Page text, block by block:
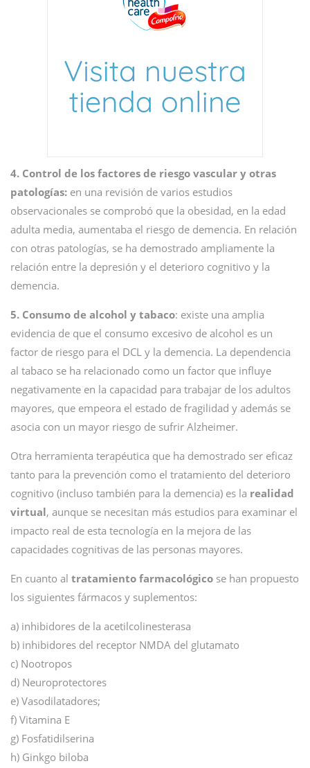
4. Control de los factores de riesgo vascular y otras
patologías: en una revisión de varios estudios
observacionales se comprobó que la obesidad, en la edad
adulta media, aumentaba el riesgo de demencia. En relación
con otras patologías, se ha demostrado ampliamente la
relación entre la depresión y el deterioro cognitivo y la
demencia.
5. Consumo de alcohol y tabaco: existe una amplia
evidencia de que el consumo excesivo de alcohol es un
factor de riesgo para el DCL y la demencia. La dependencia
al tabaco se ha relacionado como un factor que influye
negativamente en la capacidad para trabajar de los adultos
mayores, que empeora el estado de fragilidad y además se
asocia con un mayor riesgo de sufrir Alzheimer.
Otra herramienta terapéutica que ha demostrado ser eficaz
tanto para la prevención como el tratamiento del deterioro
cognitivo (incluso también para la demencia) es la realidad
virtual, aunque se necesitan más estudios para examinar el
impacto real de esta tecnología en la mejora de las
capacidades cognitivas de las personas mayores.
En cuanto al tratamiento farmacológico se han propuesto
los siguientes fármacos y suplementos:
a) inhibidores de la acetilcolinesterasa
b) inhibidores del receptor NMDA del glutamato
c) Nootropos
d) Neuroprotectores
e) Vasodilatadores;
f) Vitamina E
g) Fosfatidilserina
h) Ginkgo biloba